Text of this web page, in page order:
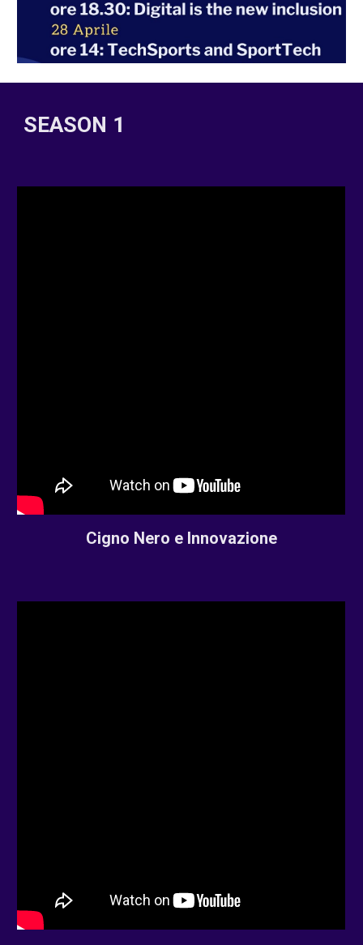
SEASON 1
Cigno Nero e Innovazione